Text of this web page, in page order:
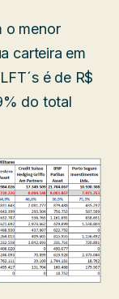
o menor
carteira em
é de R$
do total